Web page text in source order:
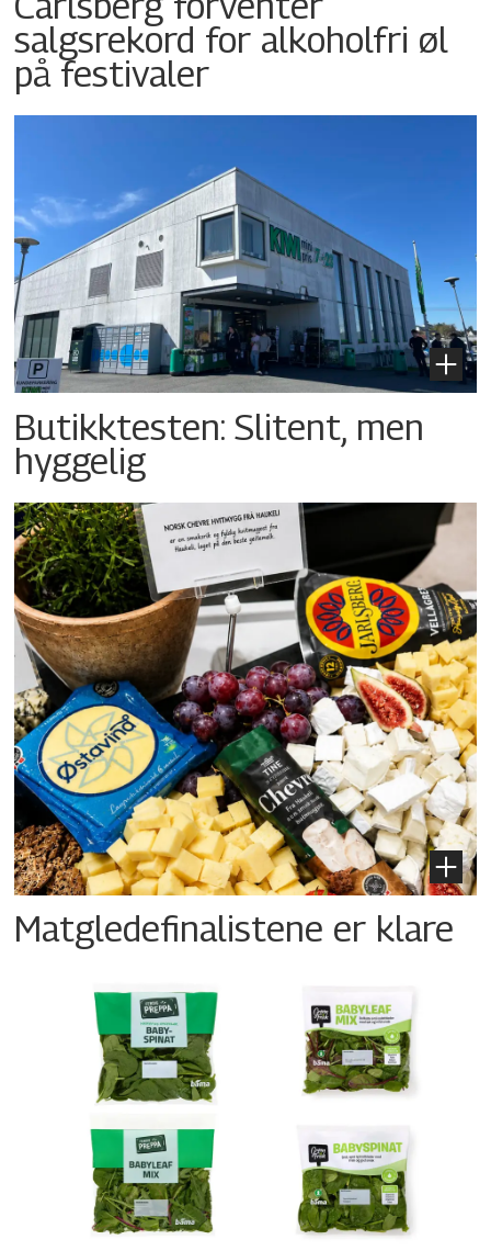
salgsrekord for alkoholfri øl
på festivaler
Butikktesten: Slitent, men
hyggelig
Matgledefinalistene er klare